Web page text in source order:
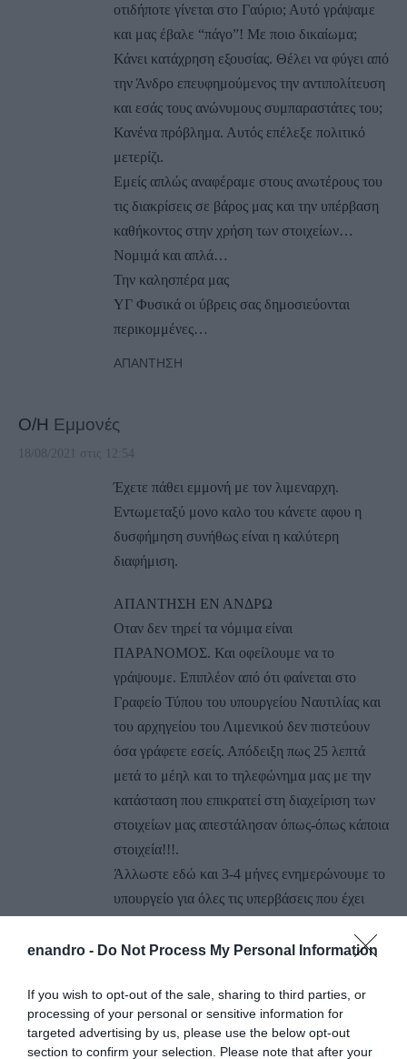
enandro - Do Not Process My Personal Information
If you wish to opt-out of the sale, sharing to third parties, or
processing of your personal or sensitive information for
targeted advertising by us, please use the below opt-out
section to confirm your selection. Please note that after your
οτιδήποτε γίνεται στο Γαύριο; Αυτό γράψαμε
και μας έβαλε “πάγο”! Με ποιο δικαίωμα;
Κάνει κατάχρηση εξουσίας. Θέλει να φύγει από
την Άνδρο επευφημούμενος την αντιπολίτευση
και εσάς τους ανώνυμους συμπαραστάτες του;
Κανένα πρόβλημα. Αυτός επέλεξε πολιτικό
μετερίζι.
Εμείς απλώς αναφέραμε στους ανωτέρους του
τις διακρίσεις σε βάρος μας και την υπέρβαση
καθήκοντος στην χρήση των στοιχείων…
Νομιμά και απλά…
Την καλησπέρα μας
ΥΓ Φυσικά οι ύβρεις σας δημοσιεύονται
περικομμένες…
ΑΠΆΝΤΗΣΗ
Ο/Η Εμμονές
18/08/2021 στις 12:54
Έχετε πάθει εμμονή με τον λιμεναρχη.
Εντωμεταξύ μονο καλο του κάνετε αφου η
δυσφήμηση συνήθως είναι η καλύτερη
διαφήμιση.
ΑΠΑΝΤΗΣΗ ΕΝ ΑΝΔΡΩ
Οταν δεν τηρεί τα νόμιμα είναι
ΠΑΡΑΝΟΜΟΣ. Και οφείλουμε να το
γράψουμε. Επιπλέον από ότι φαίνεται στο
Γραφείο Τύπου του υπουργείου Ναυτιλίας και
του αρχηγείου του Λιμενικού δεν πιστεύουν
όσα γράφετε εσείς. Απόδειξη πως 25 λεπτά
μετά το μέηλ και το τηλεφώνημα μας με την
κατάσταση που επικρατεί στη διαχείριση των
στοιχείων μας απεστάλησαν όπως-όπως κάποια
στοιχεία!!!.
Άλλωστε εδώ και 3-4 μήνες ενημερώνουμε το
υπουργείο για όλες τις υπερβάσεις που έχει
πολυπόθητη μετάθεση του προξενικού
καλύτερα από εσάς κάποια πράγματα…
Την καλησπέρα μας…
ΑΠΆΝΤΗΣΗ